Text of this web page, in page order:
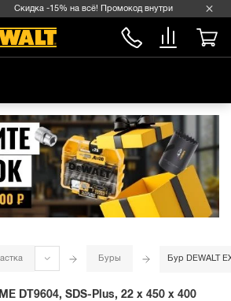
Скидка -15% на всё! Промокод внутри →
Буры Бур DEWALT
DT9604, SDS-Plus, 22 x 450 x 400